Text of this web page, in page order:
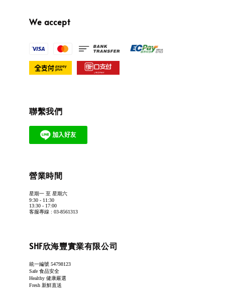
We accept
聯繫我們
營業時間
星期一 至 星期六
9:30 - 11:30
13:30 - 17:00
客服專線 : 03-8561313
SHF欣海豐實業有限公司
統一編號 54798123
Safe 食品安全
Healthy 健康嚴選
Fresh 新鮮直送